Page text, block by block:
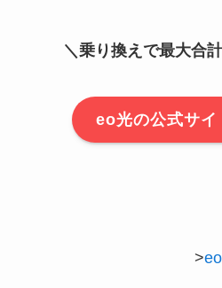
＼乗り換えで最大合計
eo光の公式サイ
>